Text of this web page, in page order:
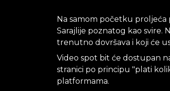
Na samom početku proljeća
Sarajlije poznatog kao svire.
trenutno dovršava i koji će
Video spot bit će dostupan
stranici po principu "plati
platformama.